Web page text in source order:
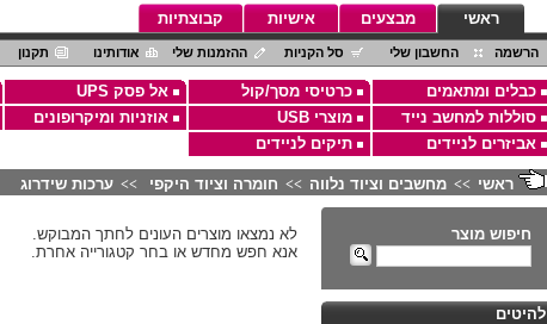
ראשי מבצעים אישיות קבוצתיות
הרשמה החשבון שלי סל הקניות ההזמנות שלי אודותינו תקנון
כבלים ומתאמים כרטיסי מסך/קול אל פסק UPS
סוללות למחשב נייד
מוצרי USB אוזניות ומיקרופונים
אביזרים לניידים
תיקים לניידים
ראשי >> מחשבים וציוד נלווה >> חומרה וציוד היקפי >> ערכות שידרוג
חיפוש מוצר
להיטים
לא נמצאו מוצרים העונים לחתך המבוקש.
אנא חפש מחדש או בחר קטגורייה אחרת.